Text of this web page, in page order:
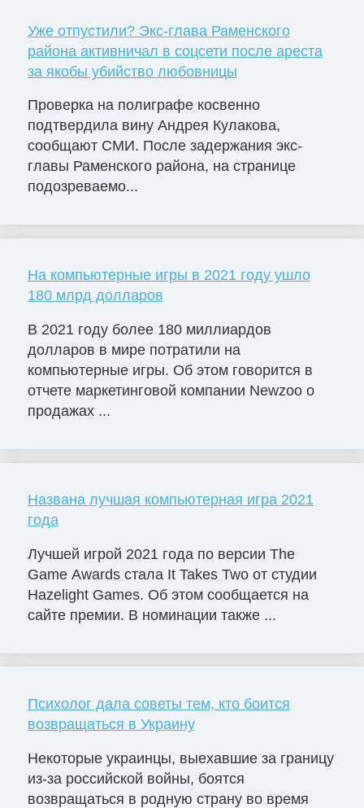
Уже отпустили? Экс-глава Раменского
района активничал в соцсети после ареста
за якобы убийство любовницы
Проверка на полиграфе косвенно
подтвердила вину Андрея Кулакова,
сообщают СМИ. После задержания экс-
главы Раменского района, на странице
подозреваемо...
На компьютерные игры в 2021 году ушло
180 млрд долларов
В 2021 году более 180 миллиардов
долларов в мире потратили на
компьютерные игры. Об этом говорится в
отчете маркетинговой компании Newzoo о
продажах ...
Названа лучшая компьютерная игра 2021
года
Лучшей игрой 2021 года по версии The
Game Awards стала It Takes Two от студии
Hazelight Games. Об этом сообщается на
сайте премии. В номинации также ...
Психолог дала советы тем, кто боится
возвращаться в Украину
Некоторые украинцы, выехавшие за границу
из-за российской войны, боятся
возвращаться в родную страну во время